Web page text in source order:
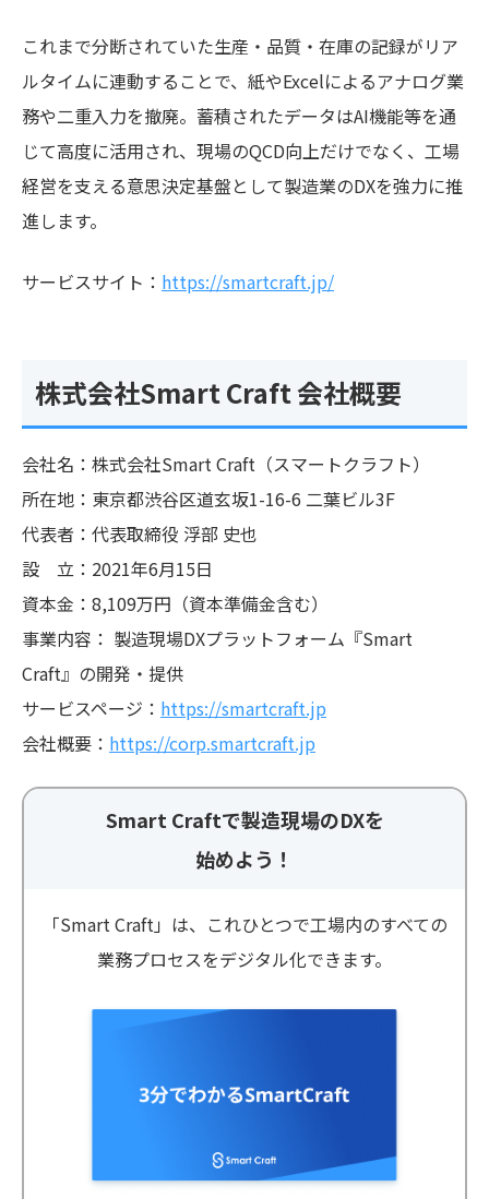
これまで分断されていた生産・品質・在庫の記録がリア
ルタイムに連動することで、紙やExcelによるアナログ業
務や二重入力を撤廃。蓄積されたデータはAI機能等を通
じて高度に活用され、現場のQCD向上だけでなく、工場
経営を支える意思決定基盤として製造業のDXを強力に推
進します。
サービスサイト： https://smartcraft.jp/
株式会社Smart Craft 会社概要
会社名：株式会社Smart Craft（スマートクラフト）
所在地：東京都渋谷区道玄坂1-16-6 二葉ビル3F
代表者：代表取締役 浮部 史也
設 立：2021年6月15日
資本金：8,109万円（資本準備金含む）
事業内容： 製造現場DXプラットフォーム『Smart
Craft』の開発・提供
サービスページ： https://smartcraft.jp
会社概要： https://corp.smartcraft.jp
Smart Craftで製造現場のDXを
始めよう！
「Smart Craft」は、これひとつで工場内のすべての
業務プロセスをデジタル化できます。